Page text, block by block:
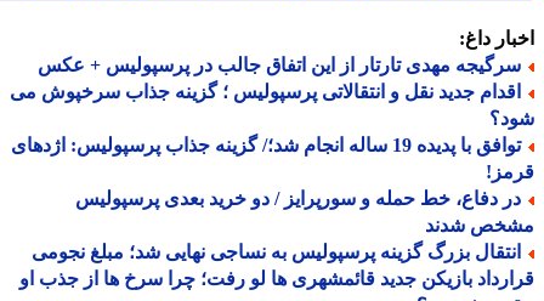
داغ:
مهدی تارتار از این اتفاق جالب در پرسپولیس + عکس
جدید نقل و انتقالاتی پرسپولیس ؛ گزینه جذاب سرخپوش می
توافق با پدیده 19 ساله انجام شد؛/ گزینه جذاب پرسپولیس: اژدهای
دفاع، خط حمله و سورپرایز / دو خرید بعدی پرسپولیس
شدند
بزرگ گزینه پرسپولیس به نساجی نهایی شد؛ مبلغ نجومی
بازیکن جدید قائمشهری ها لو رفت؛ چرا سرخ ها از جذب او